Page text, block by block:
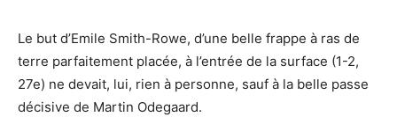
Le but d’Emile Smith-Rowe, d’une belle frappe à ras de
terre parfaitement placée, à l’entrée de la surface (1-2,
27e) ne devait, lui, rien à personne, sauf à la belle passe
décisive de Martin Odegaard.